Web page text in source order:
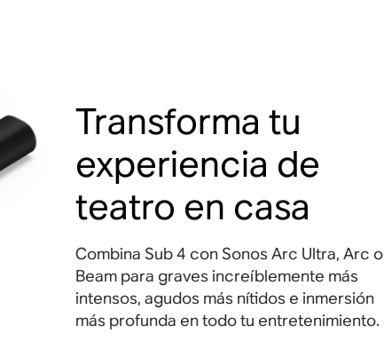
Transforma tu
experiencia de
teatro en casa
Combina Sub 4 con Sonos Arc Ultra, Arc o
Beam para graves increíblemente más
intensos, agudos más nítidos e inmersión
más profunda en todo tu entretenimiento.